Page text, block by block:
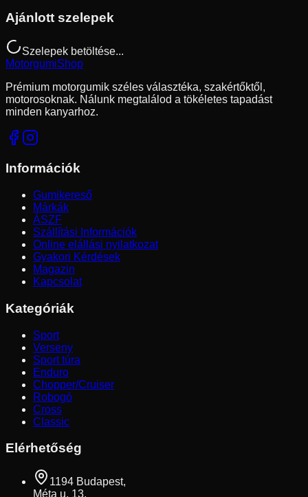
Ajánlott szelepek
Szelepek betöltése...
MotorgumiShop
Prémium motorgumik széles választéka, szakértőktől,
motorosoknak. Nálunk megtalálod a tökéletes tapadást
minden kanyarhoz.
Információk
Gumikereső
Márkák
ÁSZF
Szállítási Információk
Online elállási nyilatkozat
Gyakori Kérdések
Magazin
Kapcsolat
Kategóriák
Sport
Verseny
Sport túra
Enduro
Chopper/Cruiser
Robogó
Cross
Classic
Elérhetőség
1194 Budapest,
Méta u. 13.